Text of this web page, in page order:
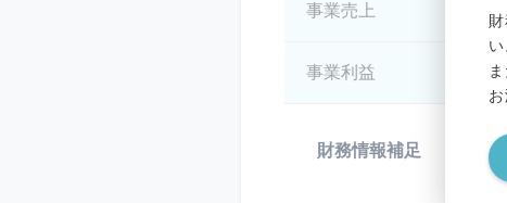
い
事業売上
事業利益
財務情報補足